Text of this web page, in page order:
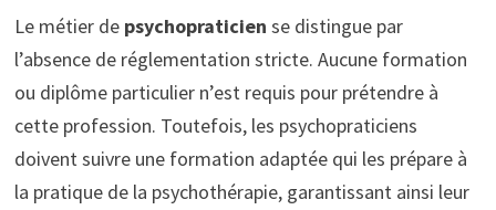
Le métier de psychopraticien se distingue par
l’absence de réglementation stricte. Aucune formation
ou diplôme particulier n’est requis pour prétendre à
cette profession. Toutefois, les psychopraticiens
doivent suivre une formation adaptée qui les prépare à
la pratique de la psychothérapie, garantissant ainsi leur